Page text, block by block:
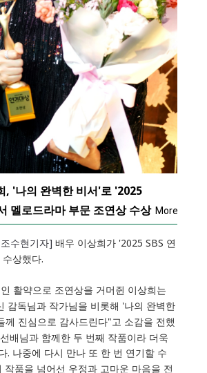
, '나의 완벽한 비서'로 '2025
멜로드라마 부문 조연상 수상 More
수현기자] 배우 이상희가 '2025 SBS 연
상했다.
활약으로 조연상을 거머쥔 이상희는
감독님과 작가님을 비롯해 '나의 완벽한
께 진심으로 감사드린다"고 소감을 전했
배님과 함께한 두 번째 작품이라 더욱
. 나중에 다시 만나 또 한 번 연기할 수
작품을 넘어선 우정과 고마운 마음을 전